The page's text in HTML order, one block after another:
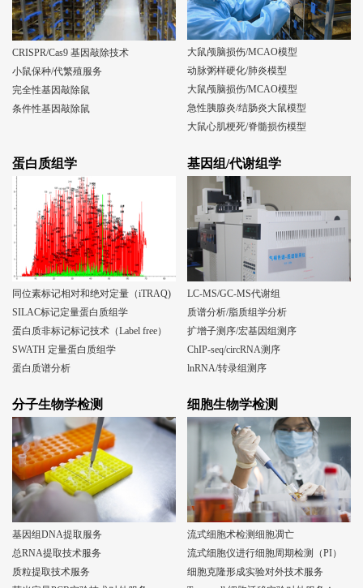
CRISPR/Cas9 基因敲除技术
小鼠保种/代繁殖服务
完全性基因敲除鼠
条件性基因敲除鼠
大鼠颅脑损伤/MCAO模型
动脉粥样硬化/肺炎模型
大鼠颅脑损伤/MCAO模型
急性胰腺炎/结肠炎大鼠模型
大鼠心肌梗死/脊髓损伤模型
蛋白质组学
同位素标记相对和绝对定量（iTRAQ)
SILAC标记定量蛋白质组学
蛋白质非标记标记技术（Label free）
SWATH 定量蛋白质组学
蛋白质谱分析
基因组/代谢组学
LC-MS/GC-MS代谢组
质谱分析/脂质组学分析
扩增子测序/宏基因组测序
ChIP-seq/circRNA测序
lnRNA/转录组测序
分子生物学检测
基因组DNA提取服务
总RNA提取技术服务
质粒提取技术服务
细胞生物学检测
流式细胞术检测细胞凋亡
流式细胞仪进行细胞周期检测（PI）
细胞克隆形成实验对外技术服务